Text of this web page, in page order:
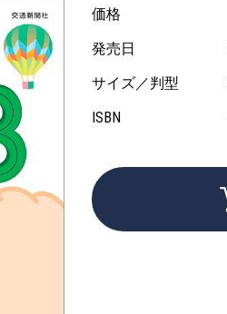
価格
発売日
サイズ／判型
ISBN